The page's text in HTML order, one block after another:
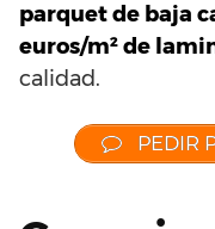
parquet de baja
euros/m² de
calidad.
PEDIR